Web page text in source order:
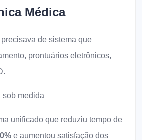
Médica
de sistema que
prontuários eletrônicos,
sob medida
unificado que reduziu tempo de
e aumentou satisfação dos